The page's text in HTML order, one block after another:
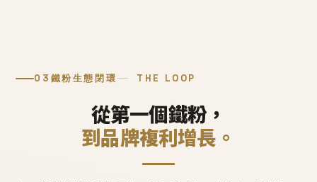
03 鐵粉生態閉環 THE LOOP
從第一個鐵粉，
到品牌複利增長。